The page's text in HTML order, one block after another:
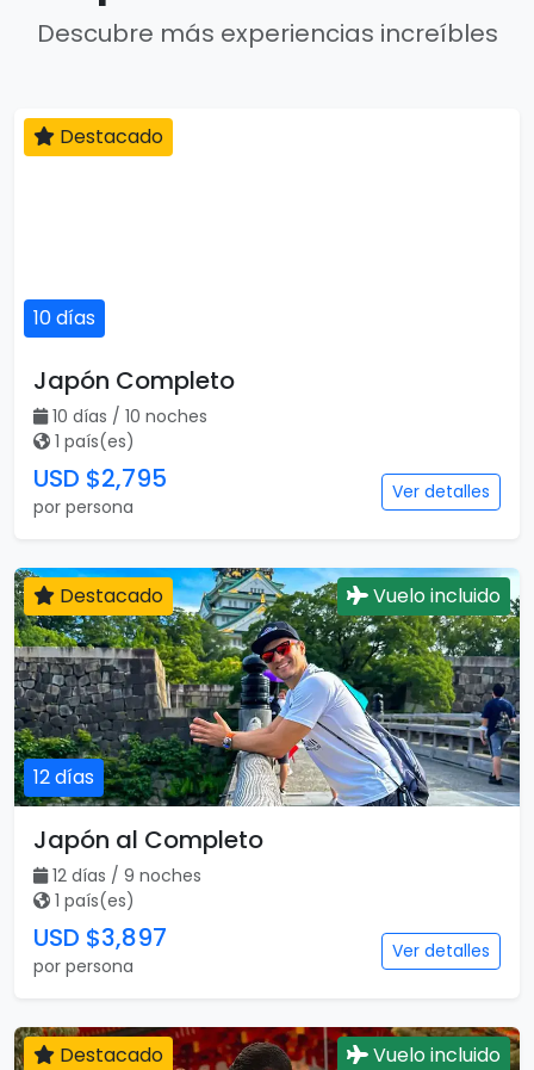
Descubre más experiencias increíbles
10 días
Destacado
Japón Completo
10 días / 10 noches
1 país(es)
USD $2,795
por persona
Ver detalles
12 días
Destacado Vuelo incluido
Japón al Completo
12 días / 9 noches
1 país(es)
USD $3,897
por persona
Ver detalles
Destacado Vuelo incluido